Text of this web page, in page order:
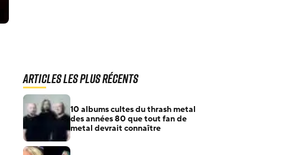
Articles les plus récents
10 albums cultes du thrash metal
des années 80 que tout fan de
metal devrait connaître